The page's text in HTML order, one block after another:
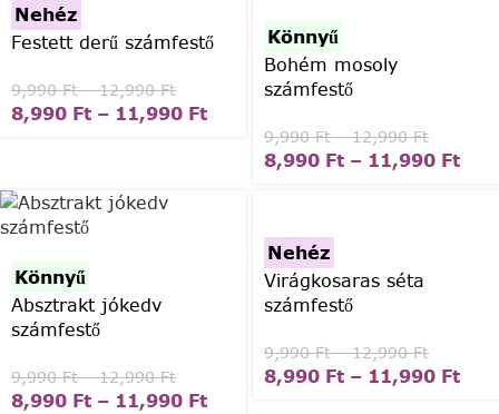
Nehéz
Festett derű számfestő
9,990Ft – 12,990Ft
8,990 Ft – 11,990 Ft
Könnyű
Bohém mosoly
számfestő
9,990Ft – 12,990Ft
8,990 Ft – 11,990 Ft
Könnyű
Absztrakt jókedv
számfestő
9,990Ft – 12,990Ft
8,990 Ft – 11,990 Ft
Nehéz
Virágkosaras séta
számfestő
9,990Ft – 12,990Ft
8,990 Ft – 11,990 Ft